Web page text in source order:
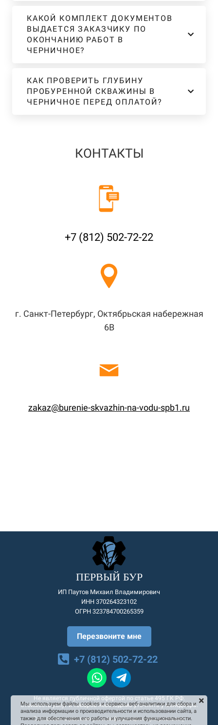
КАКОЙ КОМПЛЕКТ ДОКУМЕНТОВ
ВЫДАЕТСЯ ЗАКАЗЧИКУ ПО
ОКОНЧАНИЮ РАБОТ В
ЧЕРНИЧНОЕ?
КАК ПРОВЕРИТЬ ГЛУБИНУ
ПРОБУРЕННОЙ СКВАЖИНЫ В
ЧЕРНИЧНОЕ ПЕРЕД ОПЛАТОЙ?
КОНТАКТЫ
+7 (812) 502-72-22
г. Санкт-Петербург, Октябрьская набережная
6В
zakaz@burenie-skvazhin-na-vodu-spb1.ru
ПЕРВЫЙ БУР
ИП Паутов Михаил Владимирович
ИНН 370264323102
ОГРН 323784700265359
Перезвоните мне
+7 (812) 502-72-22
Не является публичной офертой по статье 495 ГК РФ.
Стоимость услуг и товаров необходимо уточнять у менеджера.
Согласие на рекламную и информационную рассылку
Мы используем файлы cookies и сервисы веб-аналитики для сбора и
анализа информации о производительности и использовании сайта, а
также для обеспечения его работы и улучшения функциональности.